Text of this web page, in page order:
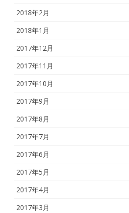
2018年2月
2018年1月
2017年12月
2017年11月
2017年10月
2017年9月
2017年8月
2017年7月
2017年6月
2017年5月
2017年4月
2017年3月